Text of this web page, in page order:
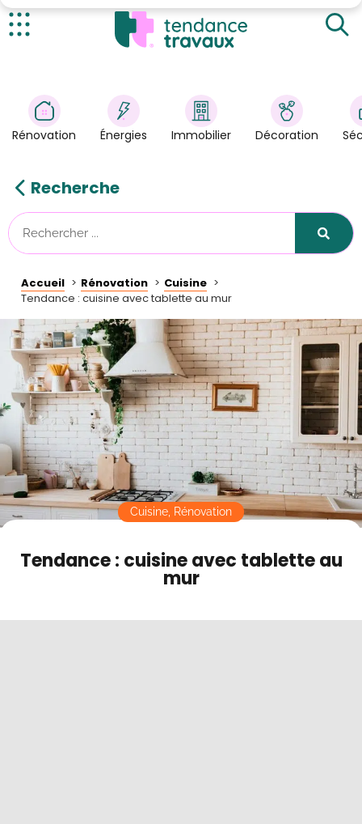
Énergies
Immobilier
Astuces/DIY
Tendance Travaux
Kit partenaire
À propos
Contact
Mode sombre
Rénovation Énergies Immobilier Décoration
Recherche
Accueil Rénovation
Cuisine
Tendance : cuisine avec tablette au mur
Cuisine avec tablette au mur : de l'espace dans
votre cuisine
Tendance : cuisine avec tablette au
mur
Cuisine Rénovation